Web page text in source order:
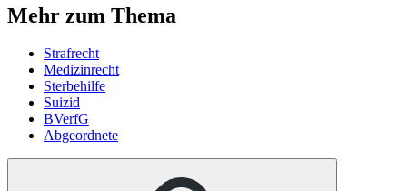
Mehr zum Thema
Strafrecht
Medizinrecht
Sterbehilfe
Suizid
BVerfG
Abgeordnete